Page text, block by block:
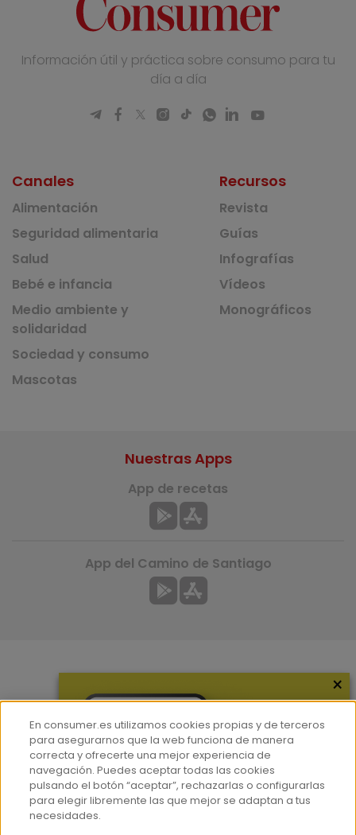
Información útil y práctica sobre consumo para tu
día a día
Canales
Alimentación
Seguridad alimentaria
Salud
Bebé e infancia
Medio ambiente y
solidaridad
Sociedad y consumo
Mascotas
Recursos
Revista
Guías
Infografías
Vídeos
Monográficos
Hemeroteca
Contacto
Prensa
Corpus Lingüístico Consumer
Nuestras Apps
App de recetas
App del Camino de Santiago
×
En consumer.es utilizamos cookies propias y de terceros
para asegurarnos que la web funciona de manera
correcta y ofrecerte una mejor experiencia de
navegación. Puedes aceptar todas las cookies
pulsando el botón “aceptar”, rechazarlas o configurarlas
para elegir libremente las que mejor se adaptan a tus
necesidades.